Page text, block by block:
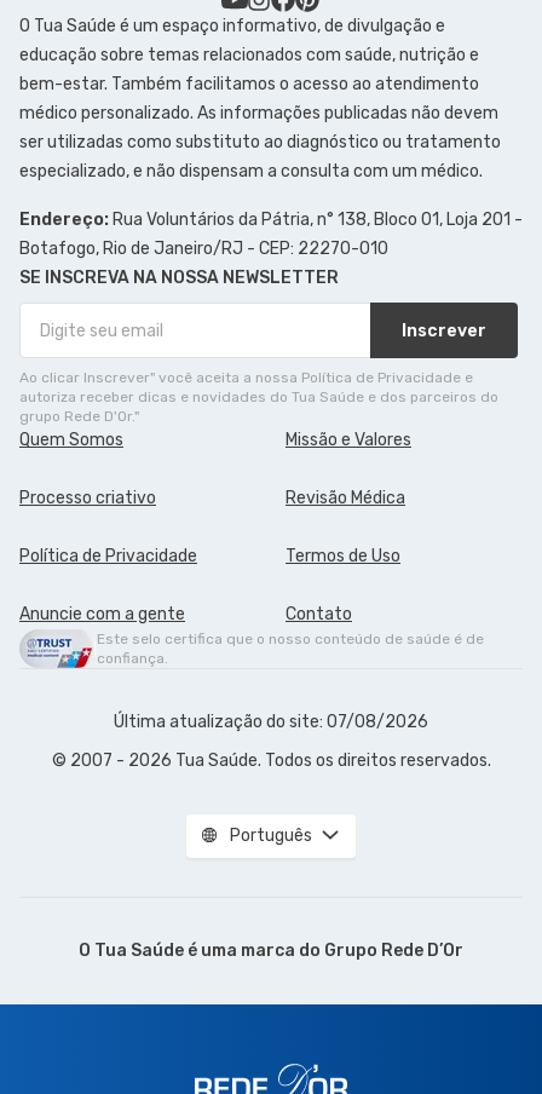
O Tua Saúde é um espaço informativo, de divulgação e
educação sobre temas relacionados com saúde, nutrição e
bem-estar. Também facilitamos o acesso ao atendimento
médico personalizado. As informações publicadas não devem
ser utilizadas como substituto ao diagnóstico ou tratamento
especializado, e não dispensam a consulta com um médico.
Endereço: Rua Voluntários da Pátria, n° 138, Bloco 01, Loja 201 -
Botafogo, Rio de Janeiro/RJ - CEP: 22270-010
SE INSCREVA NA NOSSA NEWSLETTER
Inscrever
Ao clicar Inscrever" você aceita a nossa Política de Privacidade e
autoriza receber dicas e novidades do Tua Saúde e dos parceiros do
grupo Rede D'Or."
Quem Somos Missão e Valores
Processo criativo Revisão Médica
Política de Privacidade Termos de Uso
Anuncie com a gente Contato
Este selo certifica que o nosso conteúdo de saúde é de
confiança.
Última atualização do site: 07/08/2026
© 2007 - 2026 Tua Saúde. Todos os direitos reservados.
Português
O Tua Saúde é uma marca do Grupo Rede D’Or